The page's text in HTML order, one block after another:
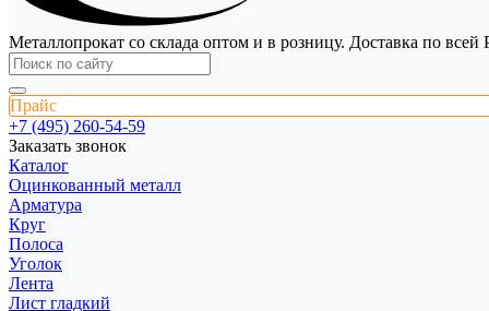
Металлопрокат со склада оптом и в розницу. Доставка по всей
Прайс
+7 (495) 260-54-59
Заказать звонок
Каталог
Оцинкованный металл
Арматура
Круг
Полоса
Уголок
Лента
Лист гладкий